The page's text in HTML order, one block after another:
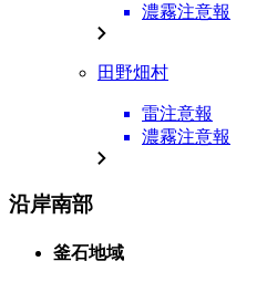
濃霧注意報
田野畑村
雷注意報
濃霧注意報
沿岸南部
釜石地域